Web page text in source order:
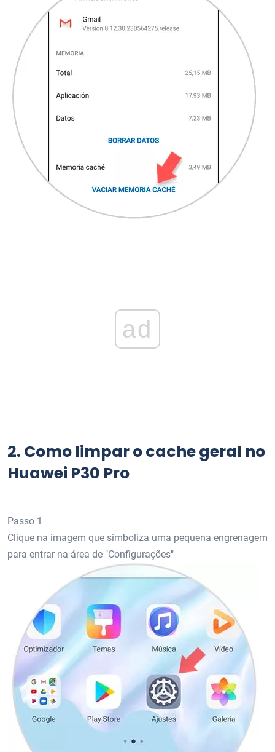
ad
2. Como limpar o cache geral no
Huawei P30 Pro
Passo 1
Clique na imagem que simboliza uma pequena engrenagem
para entrar na área de "Configurações"